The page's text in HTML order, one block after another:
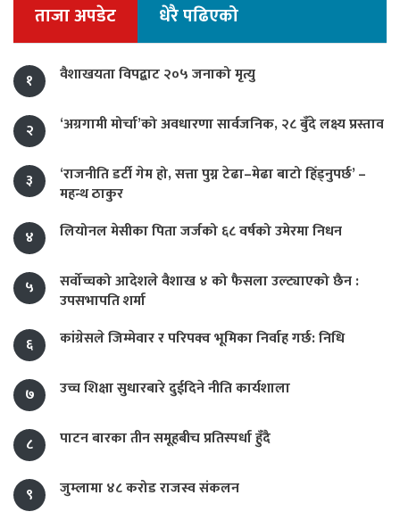
ताजा अपडेट धेरै पढिएको
१ वैशाखयता विपद्बाट २०५ जनाको मृत्यु
२ ‘अग्रगामी मोर्चा’को अवधारणा सार्वजनिक, २८ बुँदे लक्ष्य प्रस्ताव
३
‘राजनीति डर्टी गेम हो, सत्ता पुग्न टेढा–मेढा बाटो हिँड्नुपर्छ’ –
महन्थ ठाकुर
४
लियोनल मेसीका पिता जर्जको ६८ वर्षको उमेरमा निधन
५
सर्वोच्चको आदेशले वैशाख ४ को फैसला उल्ट्याएको छैन :
उपसभापति शर्मा
६
कांग्रेसले जिम्मेवार र परिपक्व भूमिका निर्वाह गर्छ: निधि
७ उच्च शिक्षा सुधारबारे दुईदिने नीति कार्यशाला
८ पाटन बारका तीन समूहबीच प्रतिस्पर्धा हुँदै
९ जुम्लामा ४८ करोड राजस्व संकलन